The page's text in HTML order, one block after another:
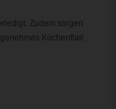
Zudem sorgen
Küchenflair.